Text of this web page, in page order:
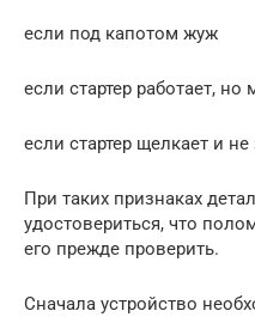
если под капотом жуж
если стартер работает, но
если стартер щелкает и не
При таких признаках
удостовериться, что
его прежде проверить.
Сначала устройство